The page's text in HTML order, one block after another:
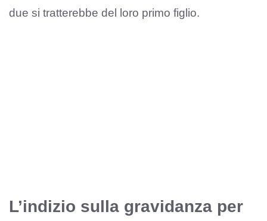
due si tratterebbe del loro primo figlio.
L’indizio sulla gravidanza per